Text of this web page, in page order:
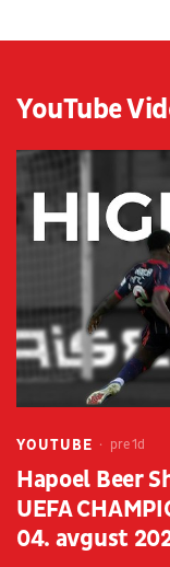
YouTube
YOUTUBE pre 1d
Hapoel Beer
UEFA
04. avgust